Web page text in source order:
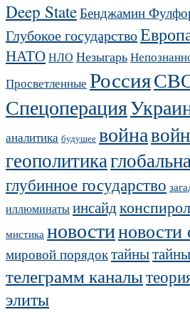
Deep StateБенджамин
Глубокое государство
НАТОНЛО Незыгарь
Просветленные Россия
Спецоперация
аналитика будущее война
геополитика
глубинное государство
иллюминатыинсайд
мистика новостиновости
мировой порядоктайны
телеграмм каналы
элиты